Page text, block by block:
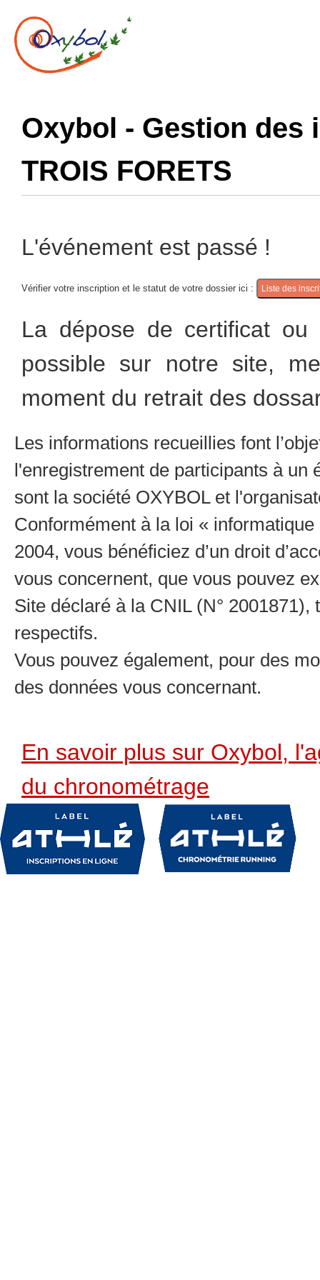
Oxybol - Gestion des
TROIS FORETS
L'événement est passé !
Vérifier votre inscription et le statut de votre dossier ici :
La dépose de certificat ou
possible sur notre site,
moment du retrait des
Les informations recueillies font
l'enregistrement de participants à
sont la société OXYBOL et
Conformément à la loi «
2004, vous bénéficiez d’un droit
vous concernent, que vous pouvez
Site déclaré à la CNIL (N°
respectifs.
Vous pouvez également, pour des
des données vous concernant.
En savoir plus sur Oxybol,
du chronométrage